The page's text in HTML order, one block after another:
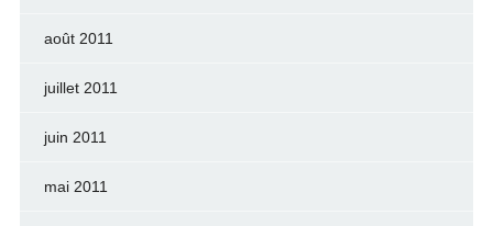
août 2011
juillet 2011
juin 2011
mai 2011